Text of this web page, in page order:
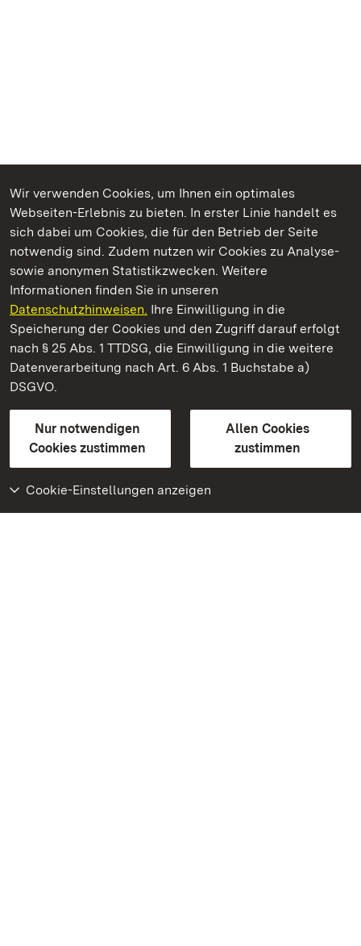
Wir verwenden Cookies, um Ihnen ein optimales
Webseiten-Erlebnis zu bieten. In erster Linie handelt es
sich dabei um Cookies, die für den Betrieb der Seite
notwendig sind. Zudem nutzen wir Cookies zu Analyse-
sowie anonymen Statistikzwecken. Weitere
Informationen finden Sie in unseren
Datenschutzhinweisen. Ihre Einwilligung in die
Speicherung der Cookies und den Zugriff darauf erfolgt
nach § 25 Abs. 1 TTDSG, die Einwilligung in die weitere
Datenverarbeitung nach Art. 6 Abs. 1 Buchstabe a)
DSGVO.
Nur notwendigen
Cookies zustimmen
Allen Cookies
zustimmen
Cookie-Einstellungen anzeigen
Kommen. Staunen. Genießen.
Burg Rötteln
Staatliche Schlösser und Gärten Baden-Württemberg
Kontakt
GebärdenspracheLeichte Sprache
Erklärung zur Barrierefreiheit
BITV-konform (geprüfte Seiten)
Weiteres